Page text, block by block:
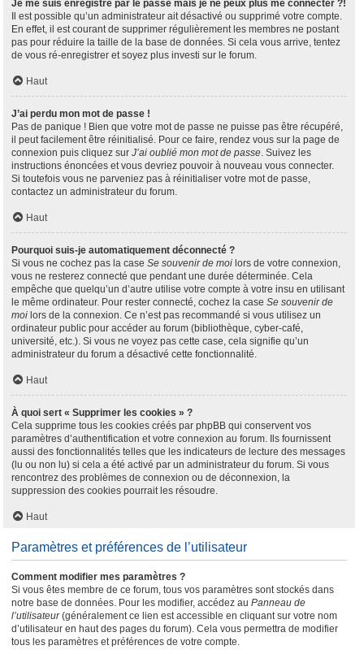
Je me suis enregistré par le passé mais je ne peux plus me connecter ?!
Il est possible qu’un administrateur ait désactivé ou supprimé votre compte.
En effet, il est courant de supprimer régulièrement les membres ne postant
pas pour réduire la taille de la base de données. Si cela vous arrive, tentez
de vous ré-enregistrer et soyez plus investi sur le forum.
Haut
J’ai perdu mon mot de passe !
Pas de panique ! Bien que votre mot de passe ne puisse pas être récupéré,
il peut facilement être réinitialisé. Pour ce faire, rendez vous sur la page de
connexion puis cliquez sur J’ai oublié mon mot de passe. Suivez les
instructions énoncées et vous devriez pouvoir à nouveau vous connecter.
Si toutefois vous ne parveniez pas à réinitialiser votre mot de passe,
contactez un administrateur du forum.
Haut
Pourquoi suis-je automatiquement déconnecté ?
Si vous ne cochez pas la case Se souvenir de moi lors de votre connexion,
vous ne resterez connecté que pendant une durée déterminée. Cela
empêche que quelqu’un d’autre utilise votre compte à votre insu en utilisant
le même ordinateur. Pour rester connecté, cochez la case Se souvenir de
moi lors de la connexion. Ce n’est pas recommandé si vous utilisez un
ordinateur public pour accéder au forum (bibliothèque, cyber-café,
université, etc.). Si vous ne voyez pas cette case, cela signifie qu’un
administrateur du forum a désactivé cette fonctionnalité.
Haut
À quoi sert « Supprimer les cookies » ?
Cela supprime tous les cookies créés par phpBB qui conservent vos
paramètres d’authentification et votre connexion au forum. Ils fournissent
aussi des fonctionnalités telles que les indicateurs de lecture des messages
(lu ou non lu) si cela a été activé par un administrateur du forum. Si vous
rencontrez des problèmes de connexion ou de déconnexion, la
suppression des cookies pourrait les résoudre.
Haut
Paramètres et préférences de l’utilisateur
Comment modifier mes paramètres ?
Si vous êtes membre de ce forum, tous vos paramètres sont stockés dans
notre base de données. Pour les modifier, accédez au Panneau de
l’utilisateur(généralement ce lien est accessible en cliquant sur votre nom
d’utilisateur en haut des pages du forum). Cela vous permettra de modifier
tous les paramètres et préférences de votre compte.